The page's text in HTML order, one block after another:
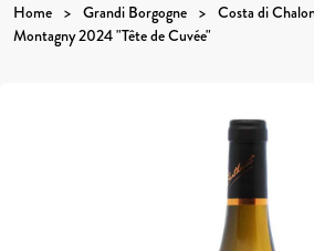
Home Grandi Borgogne Costa di
Montagny 2024 "Tête de Cuvée"